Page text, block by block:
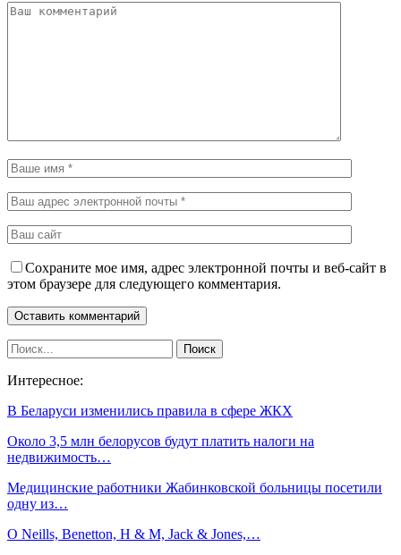
Сохраните мое имя, адрес электронной почты и веб-сайт в
этом браузере для следующего комментария.
Интересное:
В Беларуси изменились правила в сфере ЖКХ
Около 3,5 млн белорусов будут платить налоги на
недвижимость…
Медицинские работники Жабинковской больницы посетили
одну из…
O Neills, Benetton, H & M, Jack & Jones,…